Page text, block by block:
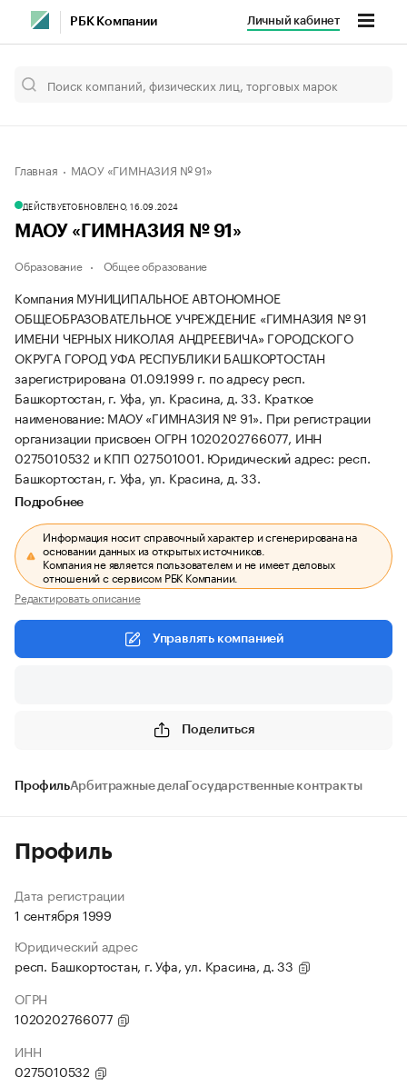
РБК Компании Личный кабинет
Главная МАОУ «ГИМНАЗИЯ № 91»
ДЕЙСТВУЕТОБНОВЛЕНО, 16.09.2024
МАОУ «ГИМНАЗИЯ № 91»
Образование Общее образование
Компания МУНИЦИПАЛЬНОЕ АВТОНОМНОЕ
ОБЩЕОБРАЗОВАТЕЛЬНОЕ УЧРЕЖДЕНИЕ «ГИМНАЗИЯ № 91
ИМЕНИ ЧЕРНЫХ НИКОЛАЯ АНДРЕЕВИЧА» ГОРОДСКОГО
ОКРУГА ГОРОД УФА РЕСПУБЛИКИ БАШКОРТОСТАН
зарегистрирована 01.09.1999 г. по адресу респ.
Башкортостан, г. Уфа, ул. Красина, д. 33. Краткое
наименование: МАОУ «ГИМНАЗИЯ № 91». При регистрации
организации присвоен ОГРН 1020202766077, ИНН
0275010532 и КПП 027501001. Юридический адрес: респ.
Башкортостан, г. Уфа, ул. Красина, д. 33.
Подробнее
Информация носит справочный характер и сгенерирована на
основании данных из открытых источников.
Компания не является пользователем и не имеет деловых
отношений с сервисом РБК Компании.
Редактировать описание
Управлять компанией
Поделиться
ПрофильАрбитражные дела Государственные контракты
Профиль
Дата регистрации
1 сентября 1999
Юридический адрес
респ. Башкортостан, г. Уфа, ул. Красина, д. 33
ОГРН
1020202766077
ИНН
0275010532